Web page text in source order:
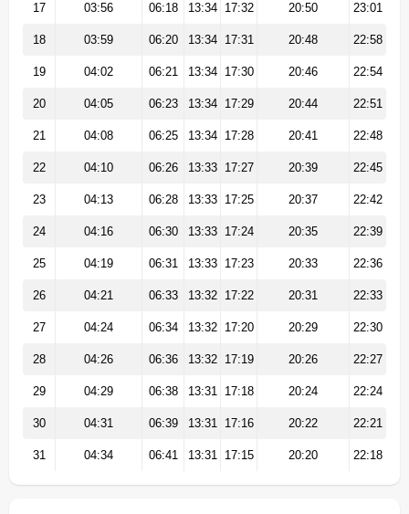
17 03:56 06:18 13:34 17:32 20:50 23:01
18 03:59 06:20 13:34 17:31 20:48 22:58
19 04:02 06:21 13:34 17:30 20:46 22:54
20 04:05 06:23 13:34 17:29 20:44 22:51
21 04:08 06:25 13:34 17:28 20:41 22:48
22 04:10 06:26 13:33 17:27 20:39 22:45
23 04:13 06:28 13:33 17:25 20:37 22:42
24 04:16 06:30 13:33 17:24 20:35 22:39
25 04:19 06:31 13:33 17:23 20:33 22:36
26 04:21 06:33 13:32 17:22 20:31 22:33
27 04:24 06:34 13:32 17:20 20:29 22:30
28 04:26 06:36 13:32 17:19 20:26 22:27
29 04:29 06:38 13:31 17:18 20:24 22:24
30 04:31 06:39 13:31 17:16 20:22 22:21
31 04:34 06:41 13:31 17:15 20:20 22:18